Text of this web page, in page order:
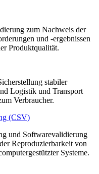
zum Nachweis der
und -ergebnissen
Produktqualität.
stabiler
Logistik und Transport
Verbraucher.
(CSV)
und Softwarevalidierung
Reproduzierbarkeit von
Systeme.